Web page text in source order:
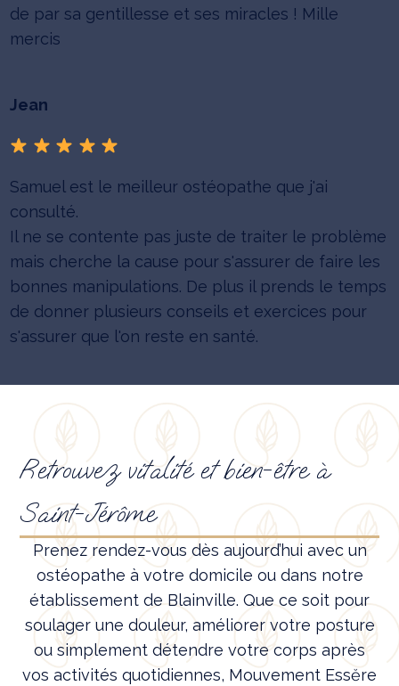
de par sa gentillesse et ses miracles ! Mille
mercis
Jean
Samuel est le meilleur ostéopathe que j'ai
consulté.
Il ne se contente pas juste de traiter le problème
mais cherche la cause pour s'assurer de faire les
bonnes manipulations. De plus il prends le temps
de donner plusieurs conseils et exercices pour
s'assurer que l'on reste en santé.
Retrouvez vitalité et bien-être à
Saint-Jérôme
Prenez rendez-vous dès aujourd’hui avec un
ostéopathe à votre domicile ou dans notre
établissement de Blainville. Que ce soit pour
soulager une douleur, améliorer votre posture
ou simplement détendre votre corps après
vos activités quotidiennes, Mouvement Essĕre